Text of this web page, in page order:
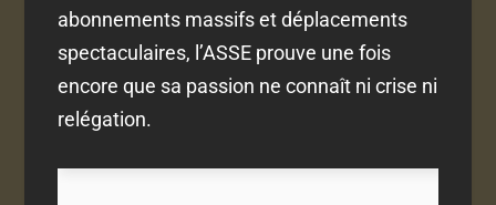
abonnements massifs et déplacements
spectaculaires, l’ASSE prouve une fois
encore que sa passion ne connaît ni crise ni
relégation.